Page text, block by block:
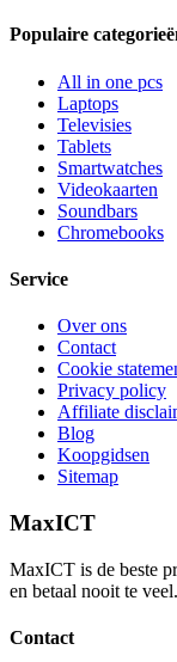
Populaire
All in one pcs
Laptops
Televisies
Tablets
Smartwatches
Videokaarten
Soundbars
Chromebooks
Service
Over ons
Contact
Cookie
Privacy policy
Affiliate
Blog
Koopgidsen
Sitemap
MaxICT
MaxICT is de beste
en betaal nooit te veel.
Contact